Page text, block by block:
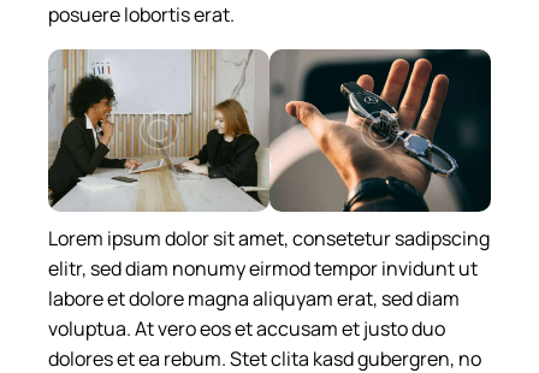
posuere lobortis erat.
Lorem ipsum dolor sit amet, consetetur sadipscing
elitr, sed diam nonumy eirmod tempor invidunt ut
labore et dolore magna aliquyam erat, sed diam
voluptua. At vero eos et accusam et justo duo
dolores et ea rebum. Stet clita kasd gubergren, no